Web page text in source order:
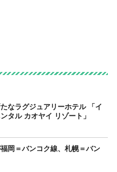
なラグジュアリーホテル 「イ
タル カオヤイ リゾート」
岡＝バンコク線、札幌＝バン